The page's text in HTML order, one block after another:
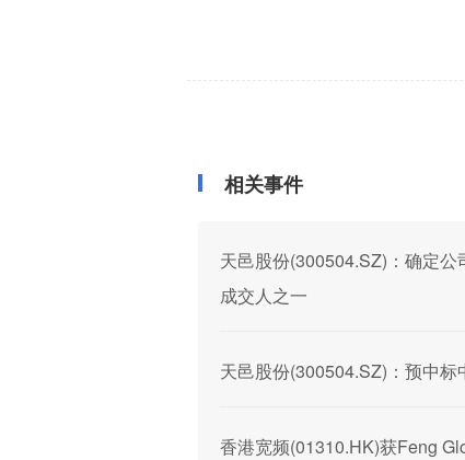
相关事件
天邑股份(300504.SZ)：确定
成交人之一
天邑股份(300504.SZ)：预中
香港宽频(01310.HK)获Feng